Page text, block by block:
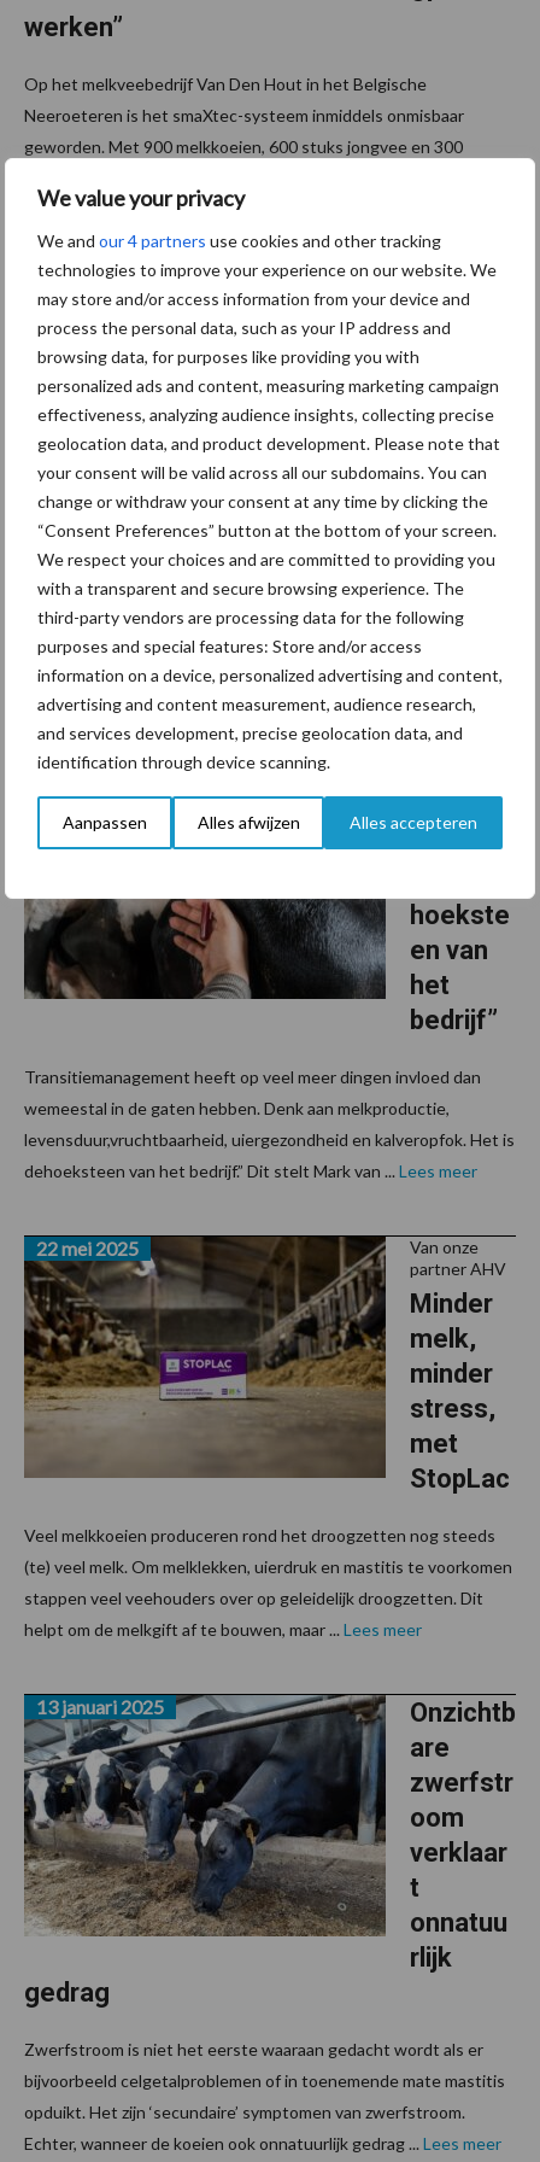
We value your privacy
We and our 4 partners use cookies and other tracking
technologies to improve your experience on our website. We
may store and/or access information from your device and
process the personal data, such as your IP address and
browsing data, for purposes like providing you with
personalized ads and content, measuring marketing campaign
effectiveness, analyzing audience insights, collecting precise
geolocation data, and product development. Please note that
your consent will be valid across all our subdomains. You can
change or withdraw your consent at any time by clicking the
“Consent Preferences” button at the bottom of your screen.
We respect your choices and are committed to providing you
with a transparent and secure browsing experience. The
third-party vendors are processing data for the following
purposes and special features: Store and/or access
information on a device, personalized advertising and content,
advertising and content measurement, audience research,
and services development, precise geolocation data, and
identification through device scanning.
Aanpassen Alles afwijzen Alles accepteren
werken”
Op het melkveebedrijf Van Den Hout in het Belgische
Neeroeteren is het smaXtec-systeem inmiddels onmisbaar
geworden. Met 900 melkkoeien, 600 stuks jongvee en 300
Belang
van een
goede
monster
name
voor
betrouw
baar
bacteriologisch onderzoek
2 juli 2025
Voor een betrouwbare uitslag van bacteriologisch onderzoek van
melkmonsters (uit de koeltank op of koe/kwartiermonsters) is
het belangrijk dat deze op de juiste manier worden genomen,
emanag
ement
hoekste
en van
het
bedrijf”
17 juni 2025
Transitiemanagement heeft op veel meer dingen invloed dan
wemeestal in de gaten hebben. Denk aan melkproductie,
levensduur,vruchtbaarheid, uiergezondheid en kalveropfok. Het is
dehoeksteen van het bedrijf.” Dit stelt Mark van ... Lees meer
Van onze
partner AHV
Minder
melk,
minder
stress,
met
StopLac
22 mei 2025
Veel melkkoeien produceren rond het droogzetten nog steeds
(te) veel melk. Om melklekken, uierdruk en mastitis te voorkomen
stappen veel veehouders over op geleidelijk droogzetten. Dit
helpt om de melkgift af te bouwen, maar ... Lees meer
Onzichtb
are
zwerfstr
oom
verklaar
t
onnatuu
rlijk
gedrag
13 januari 2025
Zwerfstroom is niet het eerste waaraan gedacht wordt als er
bijvoorbeeld celgetalproblemen of in toenemende mate mastitis
opduikt. Het zijn ‘secundaire’ symptomen van zwerfstroom.
Echter, wanneer de koeien ook onnatuurlijk gedrag ... Lees meer